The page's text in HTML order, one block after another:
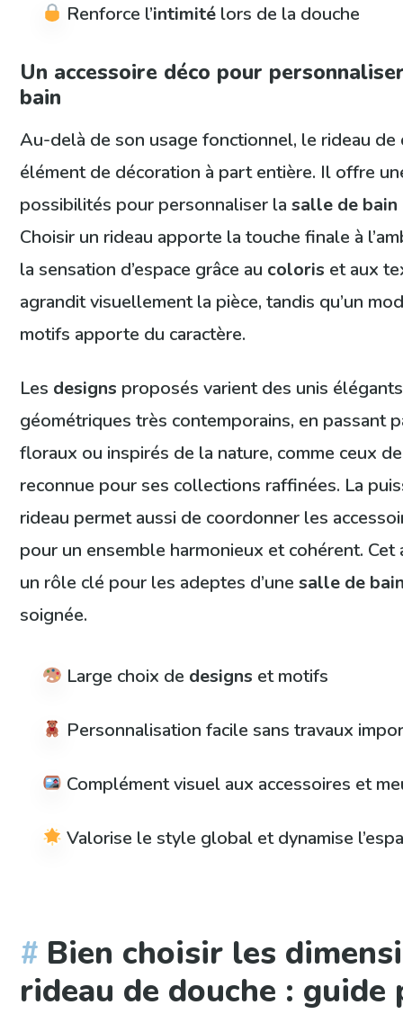
Renforce l’intimité lors de la douche
Un accessoire déco pour
bain
Au-delà de son usage fonctionnel, le rideau de
élément de décoration à part entière. Il offre
possibilités pour personnaliser lasalle de bain
Choisir un rideau apporte la touche finale à
la sensation d’espace grâce au coloris et aux
agrandit visuellement la pièce, tandis qu’un
motifs apporte du caractère.
Les designs proposés varient des unis
géométriques très contemporains, en passant
floraux ou inspirés de la nature, comme ceux
reconnue pour ses collections raffinées. La
rideau permet aussi de coordonner les
pour un ensemble harmonieux et cohérent.
un rôle clé pour les adeptes d’unesalle de
soignée.
Large choix de designs et motifs
Personnalisation facile sans travaux
Complément visuel aux accessoires et
Valorise le style global et dynamise
Bien choisir les
rideau de douche :